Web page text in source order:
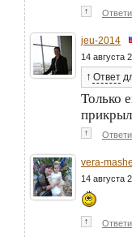
↑
jeu-2014
14 августа
↑ Ответ
Только
↑
vera-
14 августа
↑